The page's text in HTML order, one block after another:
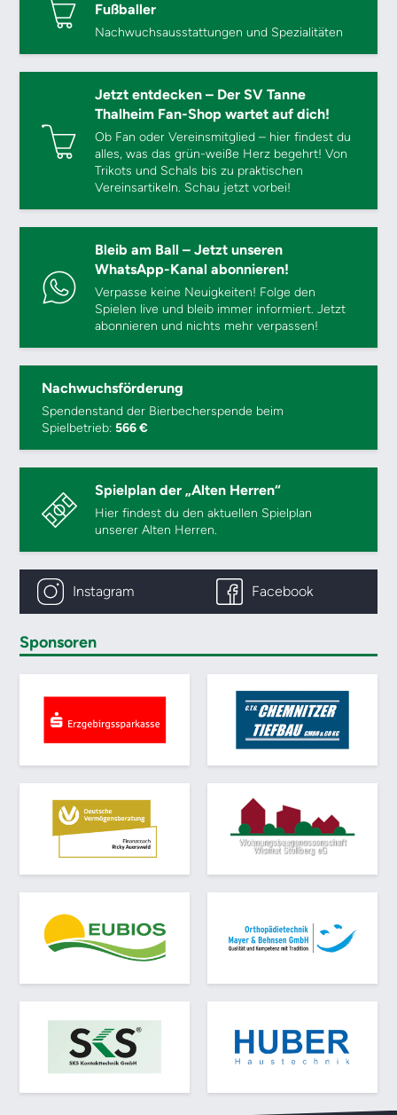
Fußballer
Nachwuchsausstattungen und Spezialitäten
Jetzt entdecken – Der SV Tanne
Thalheim Fan-Shop wartet auf dich!
Ob Fan oder Vereinsmitglied – hier findest du
alles, was das grün-weiße Herz begehrt! Von
Trikots und Schals bis zu praktischen
Vereinsartikeln. Schau jetzt vorbei!
Bleib am Ball – Jetzt unseren
WhatsApp-Kanal abonnieren!
Verpasse keine Neuigkeiten! Folge den
Spielen live und bleib immer informiert. Jetzt
abonnieren und nichts mehr verpassen!
Nachwuchsförderung
Spendenstand der Bierbecherspende beim
Spielbetrieb:566 €
Spielplan der „Alten Herren“
Hier findest du den aktuellen Spielplan
unserer Alten Herren.
Instagram Facebook
Sponsoren